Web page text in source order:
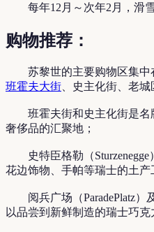
每年12月～次年2月，滑雪
购物推荐：
苏黎世的主要购物区集中
班霍夫大街、史主化街、老城
班霍夫街和史主化街是名
奢侈品的汇聚地；
史特臣格勒（Sturzenegge
花边饰物、手帕等瑞士的土产
阅兵广场（ParadePlatz）及
以品尝到新鲜制造的瑞士巧克